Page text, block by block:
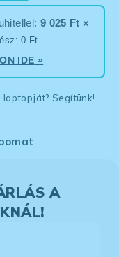
9 025 Ft ×
0 Ft
IDE »
Segítünk!
A